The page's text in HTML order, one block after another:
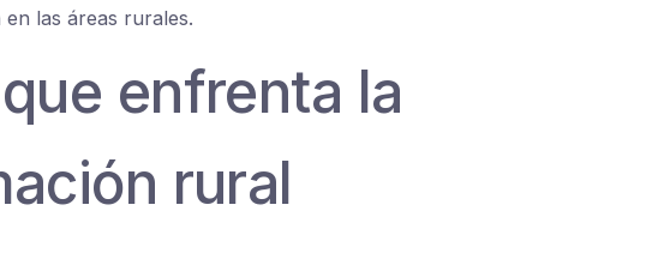
las áreas rurales.
enfrenta la
rural